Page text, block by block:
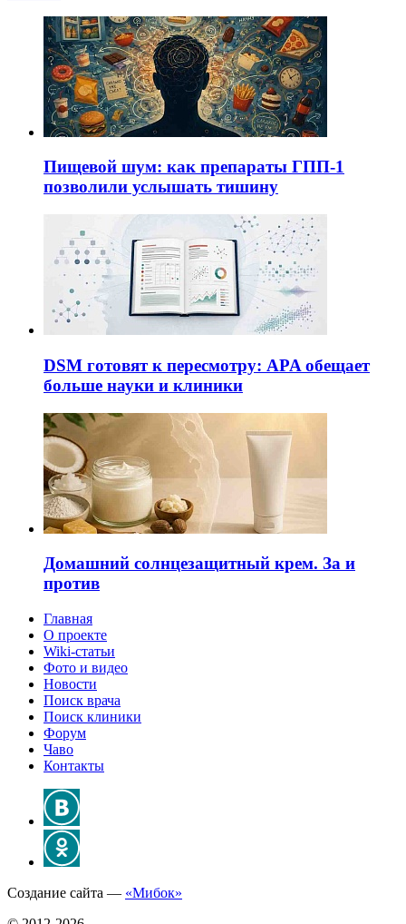
Пищевой шум: как препараты ГПП-1
позволили услышать тишину
DSM готовят к пересмотру: APA обещает
больше науки и клиники
Домашний солнцезащитный крем. За и
против
Главная
О проекте
Wiki-статьи
Фото и видео
Новости
Поиск врача
Поиск клиники
Форум
Чаво
Контакты
Создание сайта — «Мибок»